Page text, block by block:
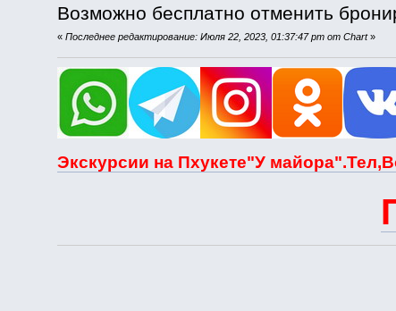
Возможно бесплатно отменить
« Последнее редактирование: Июля 22, 2023, 01:37:47 pm от Chart»
Экскурсии на Пхукете"У